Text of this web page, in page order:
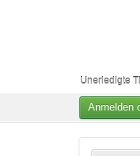
Anmelden
Unerledigte